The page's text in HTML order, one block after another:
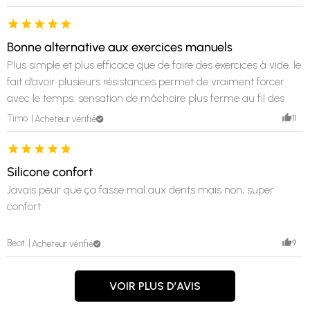
Timo Acheteur vérifié
Bonne alternative aux exercices manuels
Plus simple et plus efficace que de faire des exercices à vide. le
fait d’avoir plusieurs résistances permet de vraiment forcer
avec le temps. sensation de mâchoire plus ferme au fil des
semaines.
11
Beat Acheteur vérifié
Silicone confort
Javais peur que ça fasse mal aux dents mais non, super
confort
9
VOIR PLUS D’AVIS